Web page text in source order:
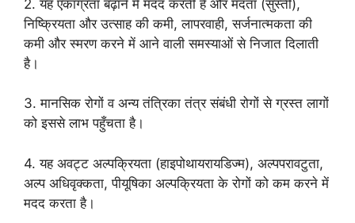
2. यह एकाग्रता बढ़ाने में मदद करती है और मंदता (सुस्ती),
निष्क्रियता और उत्साह की कमी, लापरवाही, सर्जनात्मकता की
कमी और स्मरण करने में आने वाली समस्याओं से निजात दिलाती
है।
3. मानसिक रोगों व अन्य तंत्रिका तंत्र संबंधी रोगों से ग्रस्त लागों
को इससे लाभ पहुँचता है।
4. यह अवट्ट अल्पक्रियता (हाइपोथायरायडिज्म), अल्पपरावटुता,
अल्प अधिवृक्कता, पीयूषिका अल्पक्रियता के रोगों को कम करने में
मदद करता है।